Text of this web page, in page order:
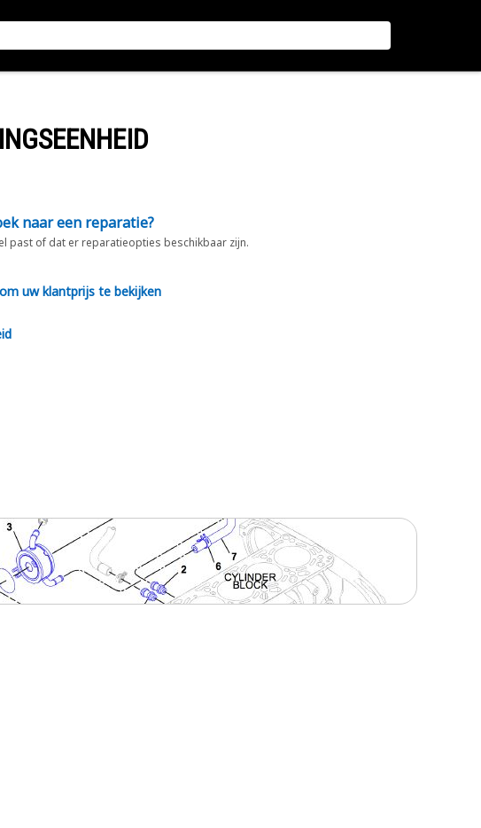
naar een reparatie?
past of dat er reparatieopties beschikbaar zijn.
uw klantprijs te bekijken